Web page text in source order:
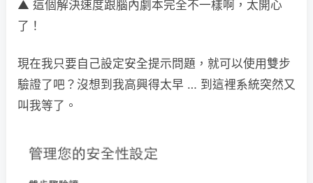
▲ 這個解決速度跟腦內劇本完全不一樣啊，太開心
了！
現在我只要自己設定安全提示問題，就可以使用雙步
驗證了吧？沒想到我高興得太早 … 到這裡系統突然又
叫我等了。